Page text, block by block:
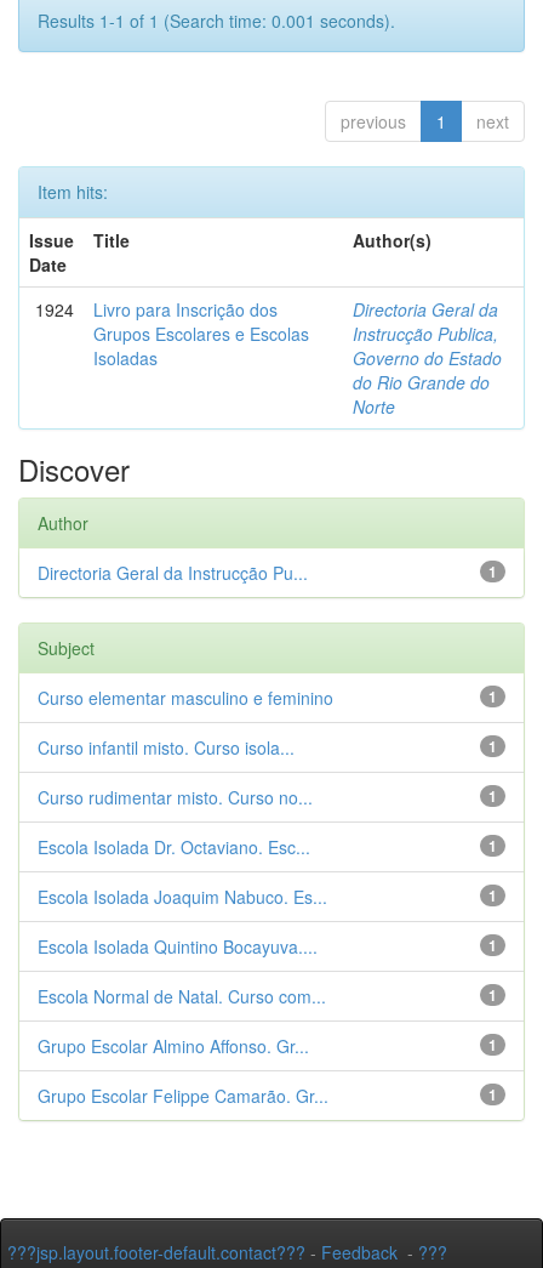
Results 1-1 of 1 (Search time: 0.001 seconds).
previous 1 next
Item hits:
Issue
Date
Title Author(s)
1924
Livro para Inscrição dos
Grupos Escolares e Escolas
Isoladas
Directoria Geral da
Instrucção Publica,
Governo do Estado
do Rio Grande do
Norte
Discover
Author
1
Directoria Geral da Instrucção Pu...
Subject
1
Curso elementar masculino e feminino
1
Curso infantil misto. Curso isola...
1
Curso rudimentar misto. Curso no...
1
Escola Isolada Dr. Octaviano. Esc...
1
Escola Isolada Joaquim Nabuco. Es...
1
Escola Isolada Quintino Bocayuva....
1
Escola Normal de Natal. Curso com...
1
Grupo Escolar Almino Affonso. Gr...
1
Grupo Escolar Felippe Camarão. Gr...
???jsp.layout.footer-default.contact??? - Feedback - ???